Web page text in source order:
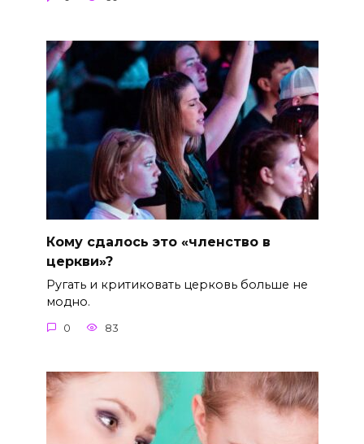
Кому сдалось это «членство в
церкви»?
Ругать и критиковать церковь больше не
модно.
0 83